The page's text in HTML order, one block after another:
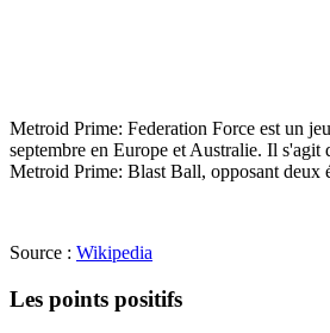
Metroid Prime: Federation Force est un
septembre en Europe et Australie. Il
Metroid Prime: Blast Ball, opposant deux
Source : Wikipedia
Les points positifs